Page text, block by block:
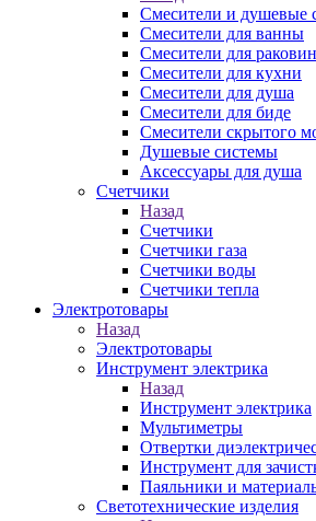
Смесители и душевые
Смесители для ванны
Смесители для раковин
Смесители для кухни
Смесители для душа
Смесители для биде
Смесители скрытого
Душевые системы
Аксессуары для душа
Счетчики
Назад
Счетчики
Счетчики газа
Счетчики воды
Счетчики тепла
Электротовары
Назад
Электротовары
Инструмент электрика
Назад
Инструмент электрика
Мультиметры
Отвертки
Инструмент для
Паяльники и
Светотехнические изделия